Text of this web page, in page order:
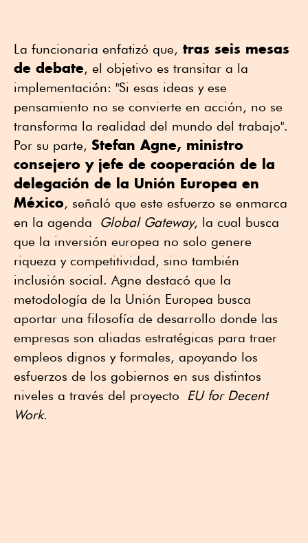
La funcionaria enfatizó que, tras seis mesas
de debate, el objetivo es transitar a la
implementación: "Si esas ideas y ese
pensamiento no se convierte en acción, no se
transforma la realidad del mundo del trabajo".
Por su parte, Stefan Agne, ministro
consejero y jefe de cooperación de la
delegación de la Unión Europea en
México, señaló que este esfuerzo se enmarca
en la agenda
Global Gateway, la cual busca
que la inversión europea no solo genere
riqueza y competitividad, sino también
inclusión social. Agne destacó que la
metodología de la Unión Europea busca
aportar una filosofía de desarrollo donde las
empresas son aliadas estratégicas para traer
empleos dignos y formales, apoyando los
esfuerzos de los gobiernos en sus distintos
niveles a través del proyecto EU for Decent
Work.